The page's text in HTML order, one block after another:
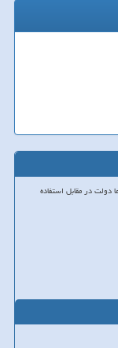
دولت در مقابل استفاده